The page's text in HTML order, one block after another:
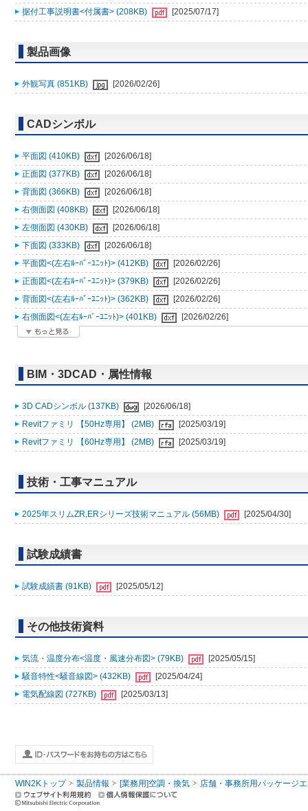
据付工事説明書<付属書> (208KB)
[2025/07/17]
製品画像
外観写真 (851KB) [2026/02/26]
CADシンボル
平面図 (410KB)
[2026/06/18]
正面図 (377KB)
[2026/06/18]
背面図 (366KB)
[2026/06/18]
右側面図 (408KB)
[2026/06/18]
左側面図 (430KB)
[2026/06/18]
下面図 (333KB)
[2026/06/18]
平面図<(左右ﾙｰﾊﾞｰﾕﾆｯﾄ)> (412KB)
[2026/02/26]
正面図<(左右ﾙｰﾊﾞｰﾕﾆｯﾄ)> (379KB)
[2026/02/26]
背面図<(左右ﾙｰﾊﾞｰﾕﾆｯﾄ)> (362KB)
[2026/02/26]
右側面図<(左右ﾙｰﾊﾞｰﾕﾆｯﾄ)> (401KB)
[2026/02/26]
BIM・3DCAD・属性情報
3D CADシンボル (137KB)
[2026/06/18]
Revitファミリ 【50Hz専用】 (2MB)
[2025/03/19]
Revitファミリ 【60Hz専用】 (2MB)
[2025/03/19]
技術・工事マニュアル
2025年スリムZR,ERシリーズ技術マニュアル (56MB) [2025/04/30]
試験成績書
試験成績書 (91KB) [2025/05/12]
その他技術資料
気流・温度分布<温度・風速分布図> (79KB)
[2025/05/15]
騒音特性<騒音線図> (432KB)
[2025/04/24]
電気配線図 (727KB)
[2025/03/13]
WIN2Kトップ 製品情報 [業務用]空調・換気 店舗・事務所用パッケージ